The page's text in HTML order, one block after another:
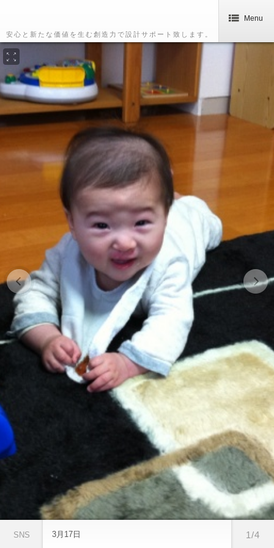
安心と新たな価値を生む創造力で設計サポート致します。
Menu
SNS 1/4
3月17日